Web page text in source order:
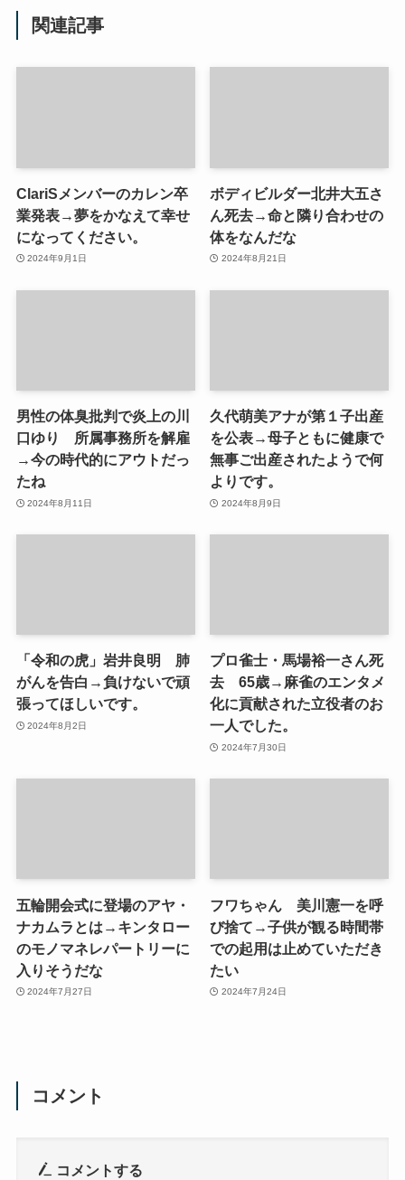
関連記事
ClariSメンバーのカレン卒
業発表→夢をかなえて幸せ
になってください。
2024年9月1日
ボディビルダー北井大五さ
ん死去→命と隣り合わせの
体をなんだな
2024年8月21日
男性の体臭批判で炎上の川
口ゆり 所属事務所を解雇
→今の時代的にアウトだっ
たね
2024年8月11日
久代萌美アナが第１子出産
を公表→母子ともに健康で
無事ご出産されたようで何
よりです。
2024年8月9日
「令和の虎」岩井良明 肺
がんを告白→負けないで頑
張ってほしいです。
2024年8月2日
プロ雀士・馬場裕一さん死
去 65歳→麻雀のエンタメ
化に貢献された立役者のお
一人でした。
2024年7月30日
五輪開会式に登場のアヤ・
ナカムラとは→キンタロー
のモノマネレパートリーに
入りそうだな
2024年7月27日
フワちゃん 美川憲一を呼
び捨て→子供が観る時間帯
での起用は止めていただき
たい
2024年7月24日
コメント
コメントする